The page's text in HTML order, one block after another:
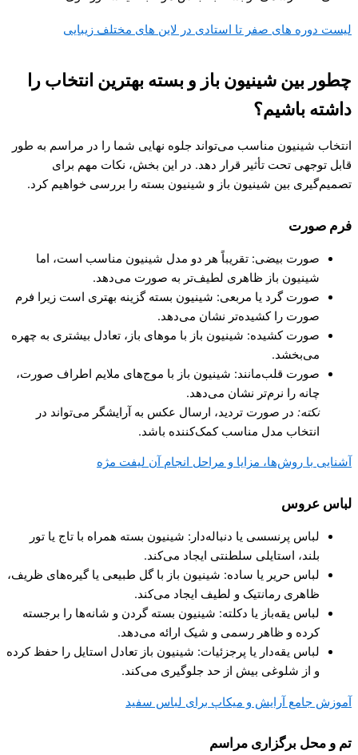
لیست دوره های صفر تا استادی در لاین های مختلف زیبایی
چطور بین شینیون باز و بسته بهترین انتخاب را
داشته باشیم؟
انتخاب شینیون مناسب می‌تواند جلوه نهایی شما را در مراسم به طور
قابل توجهی تحت تأثیر قرار دهد. در این بخش، نکات مهم برای
تصمیم‌گیری بین شینیون باز و شینیون بسته را بررسی خواهیم کرد.
فرم صورت
صورت بیضی: تقریباً هر دو مدل شینیون مناسب است، اما
شینیون باز ظاهری لطیف‌تر به صورت می‌دهد.
صورت گرد یا مربعی: شینیون بسته گزینه بهتری است زیرا فرم
صورت را کشیده‌تر نشان می‌دهد.
صورت کشیده: شینیون باز با موهای باز، تعادل بیشتری به چهره
می‌بخشد.
صورت قلب‌مانند: شینیون باز با موج‌های ملایم اطراف صورت،
چانه را نرم‌تر نشان می‌دهد.
نکته:در صورت تردید، ارسال عکس به آرایشگر می‌تواند در
انتخاب مدل مناسب کمک‌کننده باشد.
آشنایی با روش‌ها، مزایا و مراحل انجام آن لیفت مژه
لباس عروس
لباس پرنسسی یا دنباله‌دار: شینیون بسته همراه با تاج یا تور
بلند، استایلی سلطنتی ایجاد می‌کند.
لباس حریر یا ساده: شینیون باز با گل طبیعی یا گیره‌های ظریف،
ظاهری رمانتیک و لطیف ایجاد می‌کند.
لباس یقه‌باز یا دکلته: شینیون بسته گردن و شانه‌ها را برجسته
کرده و ظاهر رسمی و شیک ارائه می‌دهد.
لباس یقه‌دار یا پرجزئیات: شینیون باز تعادل استایل را حفظ کرده
و از شلوغی بیش از حد جلوگیری می‌کند.
آموزش جامع آرایش و میکاپ برای لباس سفید
تم و محل برگزاری مراسم